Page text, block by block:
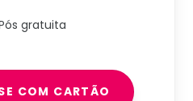
gratuita
COM CARTÃO